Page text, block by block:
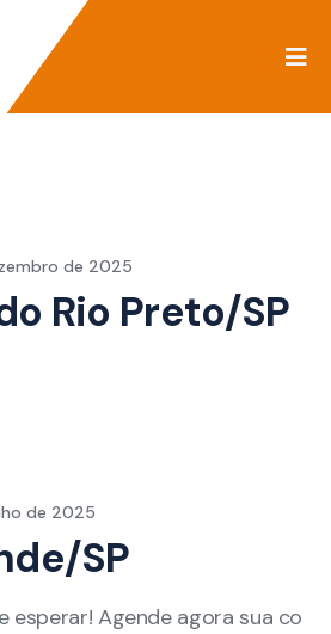
de 2025
Rio Preto/SP
de 2025
SP
esperar! Agende agora sua co